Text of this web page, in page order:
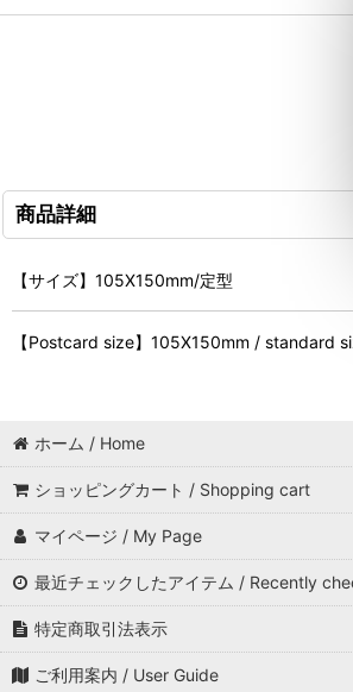
商品詳細
【サイズ】105X150mm/定型
【Postcard size】105X150mm / standard
ホーム / Home
ショッピングカート / Shopping cart
マイページ / My Page
最近チェックしたアイテム / Recently
特定商取引法表示
ご利用案内 / User Guide